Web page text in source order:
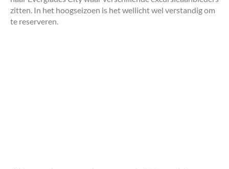
zitten. In het hoogseizoen is het wellicht wel verstandig om
te reserveren.